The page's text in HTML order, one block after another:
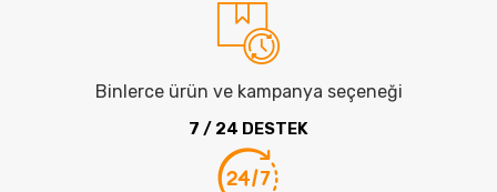
Binlerce ürün ve kampanya seçeneği
7 / 24 DESTEK